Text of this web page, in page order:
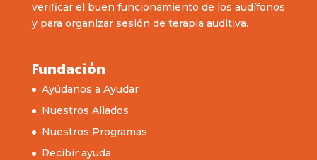
verificar el buen funcionamiento de los audífonos
y para organizar sesión de terapia auditiva.
Fundación
Ayúdanos a Ayudar
Nuestros Aliados
Nuestros Programas
Recibir ayuda